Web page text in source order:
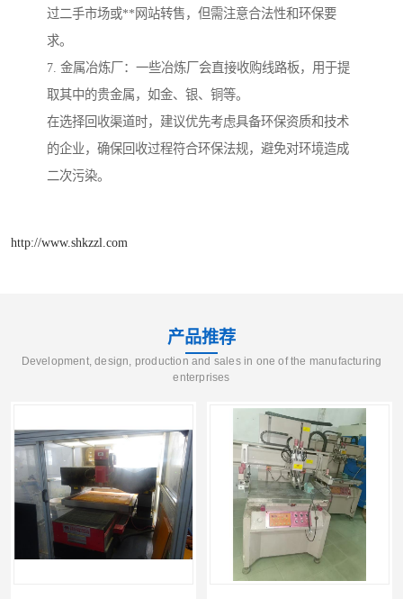
过二手市场或**网站转售，但需注意合法性和环保要
求。
7. 金属冶炼厂：一些冶炼厂会直接收购线路板，用于提
取其中的贵金属，如金、银、铜等。
在选择回收渠道时，建议优先考虑具备环保资质和技术
的企业，确保回收过程符合环保法规，避免对环境造成
二次污染。
http://www.shkzzl.com
产品推荐
Development, design, production and sales in one of the manufacturing
enterprises